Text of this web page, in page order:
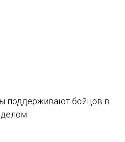
поддерживают бойцов в